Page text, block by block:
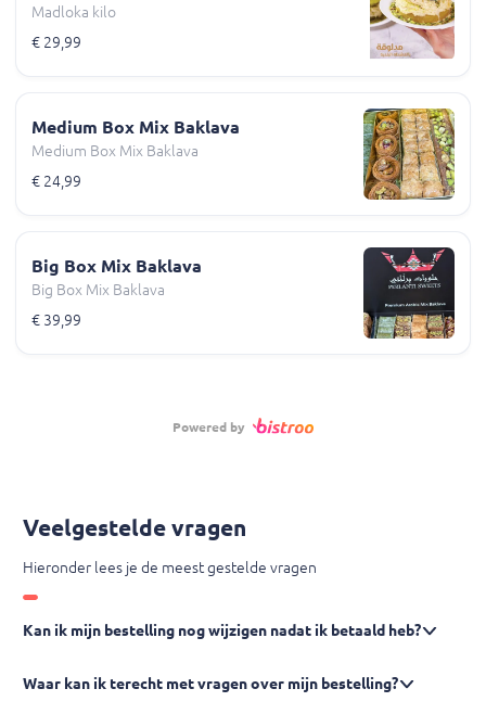
Madloka kilo
€ 29,99
Medium Box Mix Baklava
Medium Box Mix Baklava
€ 24,99
Big Box Mix Baklava
Big Box Mix Baklava
€ 39,99
Powered by
Veelgestelde vragen
Hieronder lees je de meest gestelde vragen
Kan ik mijn bestelling nog wijzigen nadat ik betaald heb?
Waar kan ik terecht met vragen over mijn bestelling?